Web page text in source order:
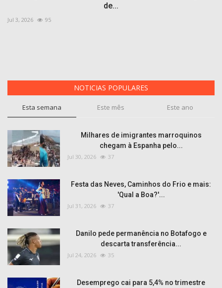
de...
Jul 3, 2026 95
NOTICIAS POPULARES
Esta semana Este mês Este ano
Milhares de imigrantes marroquinos
chegam à Espanha pelo...
Jul 30, 2026 37
Festa das Neves, Caminhos do Frio e mais:
'Qual a Boa?'...
Jul 31, 2026 37
Danilo pede permanência no Botafogo e
descarta transferência...
Jul 24, 2026 35
Desemprego cai para 5,4% no trimestre